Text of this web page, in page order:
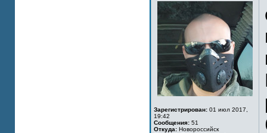
Зарегистрирован: 01 июл 2017,
19:42
Сообщения: 51
Откуда: Новороссийск